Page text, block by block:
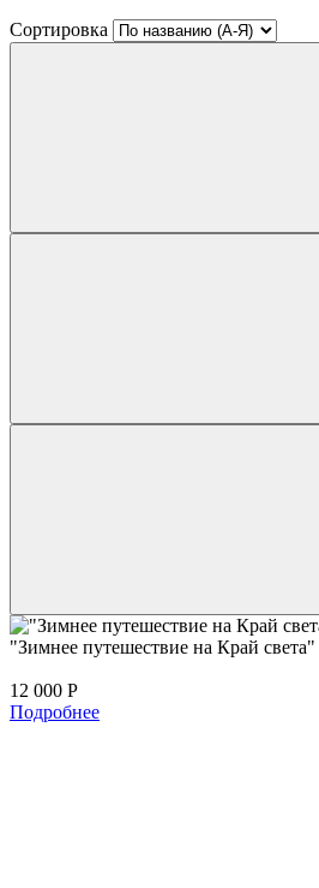
Сортировка
"Зимнее путешествие на Край света"
12 000 Р
Подробнее